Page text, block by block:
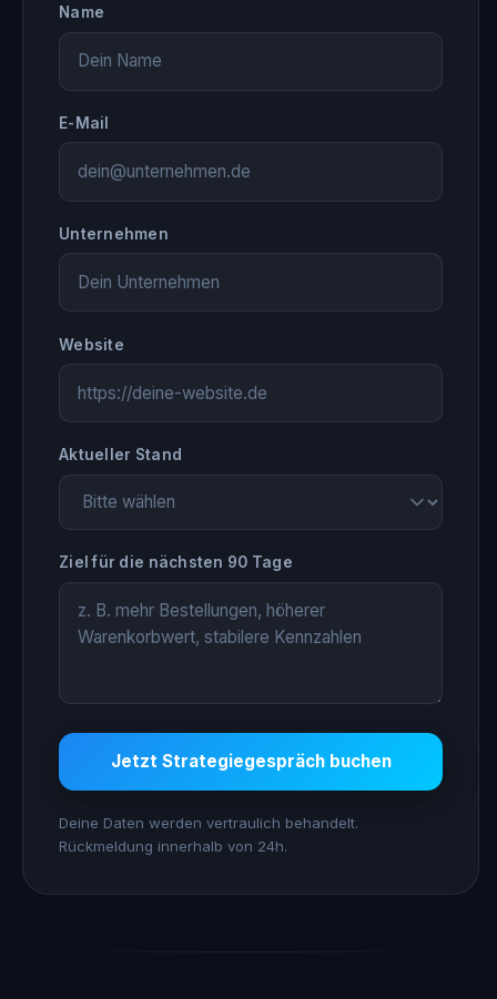
Name
E-Mail
Unternehmen
Website
Aktueller Stand
Ziel für die nächsten 90 Tage
Jetzt Strategiegespräch buchen
Deine Daten werden vertraulich behandelt.
Rückmeldung innerhalb von 24h.